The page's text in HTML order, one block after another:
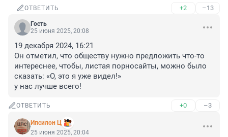
ОТВЕТИТЬ +2 –13
Гость
25 июня 2025, 20:08
19 декабря 2024, 16:21
Он отметил, что обществу нужно предложить что-то
интереснее, чтобы, листая порносайты, можно было
сказать: «О, это я уже видел!»
у нас лучше всего!
ОТВЕТИТЬ +0 –3
Ипсилон Ц
25 июня 2025, 20:04